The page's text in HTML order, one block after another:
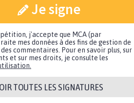
Je signe
pétition, j'accepte que MCA (par
mes données à des fins de gestion de
commentaires. Pour en savoir plus, sur
et sur mes droits, je consulte les
TOUTES LES SIGNATURES